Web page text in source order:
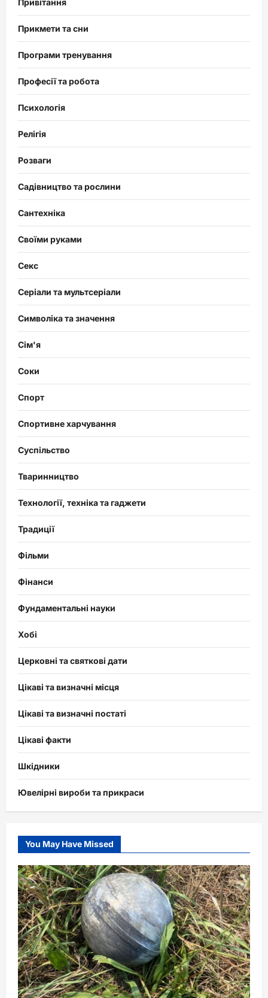
Привітання
Прикмети та сни
Програми тренування
Професії та робота
Психологія
Релігія
Розваги
Садівництво та рослини
Сантехніка
Своїми руками
Секс
Серіали та мультсеріали
Символіка та значення
Сім'я
Соки
Спорт
Спортивне харчування
Суспільство
Тваринництво
Технології, техніка та гаджети
Традиції
Фільми
Фінанси
Фундаментальні науки
Хобі
Церковні та святкові дати
Цікаві та визначні місця
Цікаві та визначні постаті
Цікаві факти
Шкідники
Ювелірні вироби та прикраси
You May Have Missed